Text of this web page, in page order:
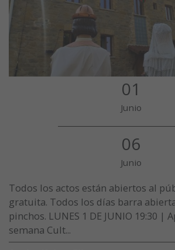
01
Junio
06
Junio
Todos los actos están abiertos al
gratuita. Todos los días barra
pinchos. LUNES 1 DE JUNIO 19:30 |
semana Cult...